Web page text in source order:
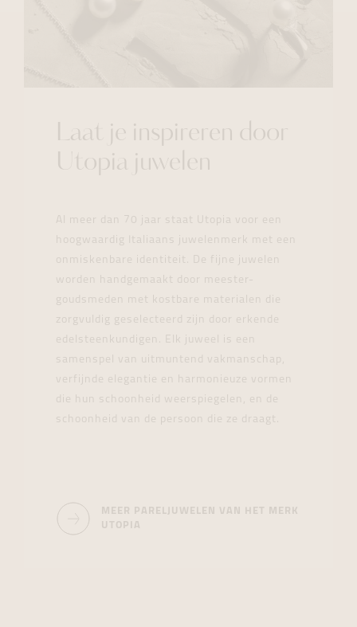
Laat je inspireren door
Utopia juwelen
Al meer dan 70 jaar staat Utopia voor een
hoogwaardig Italiaans juwelenmerk met een
onmiskenbare identiteit. De fijne juwelen
worden handgemaakt door meester-
goudsmeden met kostbare materialen die
zorgvuldig geselecteerd zijn door erkende
edelsteenkundigen. Elk juweel is een
samenspel van uitmuntend vakmanschap,
verfijnde elegantie en harmonieuze vormen
die hun schoonheid weerspiegelen, en de
schoonheid van de persoon die ze draagt.
MEER PARELJUWELEN VAN HET MERK
UTOPIA